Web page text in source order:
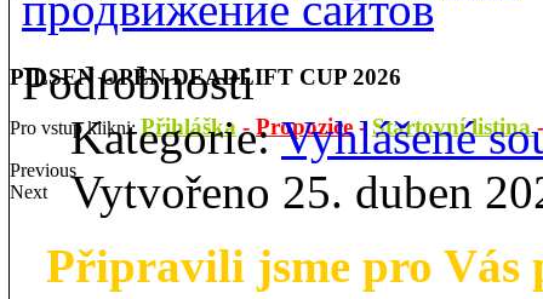
PILSEN OPEN DEADLIFT CUP 2026
Pro vstup klikni:Přihláška -Propozice - Startovní listina
Previous
Next
Podrobnosti
Kategorie:Vyhlášené
Vytvořeno 25. duben
Připravili jsme pro Vás